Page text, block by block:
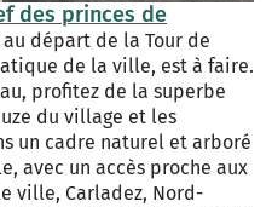
des princes de
départ de la Tour de
de la ville, est à faire.
profitez de la superbe
du village et les
un cadre naturel et arboré
avec un accès proche aux
ville, Carladez, Nord-